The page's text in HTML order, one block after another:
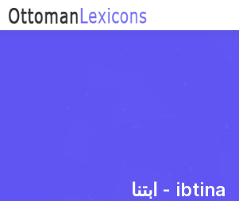
ابتنا - ibtina